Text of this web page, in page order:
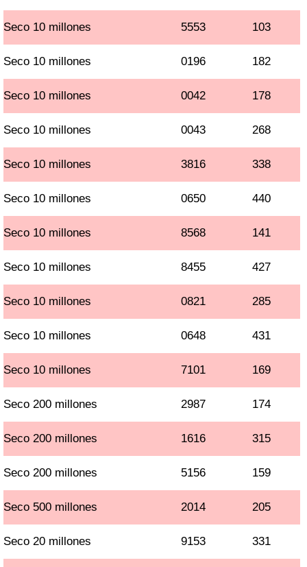
Seco 10 millones 5553 103
Seco 10 millones 0196 182
Seco 10 millones 0042 178
Seco 10 millones 0043 268
Seco 10 millones 3816 338
Seco 10 millones 0650 440
Seco 10 millones 8568 141
Seco 10 millones 8455 427
Seco 10 millones 0821 285
Seco 10 millones 0648 431
Seco 10 millones 7101 169
Seco 200 millones 2987 174
Seco 200 millones 1616 315
Seco 200 millones 5156 159
Seco 500 millones 2014 205
Seco 20 millones 9153 331